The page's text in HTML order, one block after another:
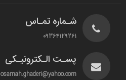
شـماره تمـاس
09364129261
پسـت الـکترونیـکی
osamah.ghaderi@yahoo.com